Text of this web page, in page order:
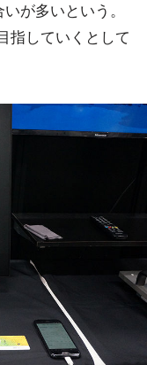
が多いという。
指していくとして